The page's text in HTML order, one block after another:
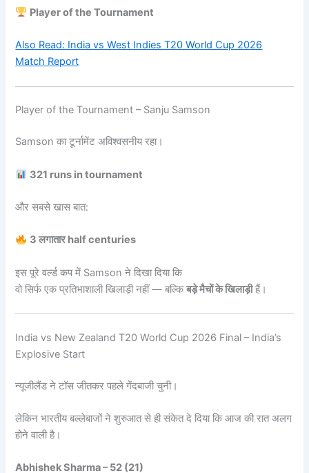
Player of the Tournament
Also Read: India vs West Indies T20 World Cup 2026
Match Report
Player of the Tournament – Sanju Samson
Samson का टूर्नामेंट अविश्वसनीय रहा।
321 runs in tournament
और सबसे खास बात:
3 लगातार half centuries
इस पूरे वर्ल्ड कप में Samson ने दिखा दिया कि
वो सिर्फ एक प्रतिभाशाली खिलाड़ी नहीं — बल्किबड़े मैचों के खिलाड़ीहैं।
India vs New Zealand T20 World Cup 2026 Final – India’s
Explosive Start
न्यूजीलैंड ने टॉस जीतकर पहले गेंदबाजी चुनी।
लेकिन भारतीय बल्लेबाजों ने शुरुआत से ही संकेत दे दिया कि आज की रात अलग
होने वाली है।
Abhishek Sharma – 52 (21)